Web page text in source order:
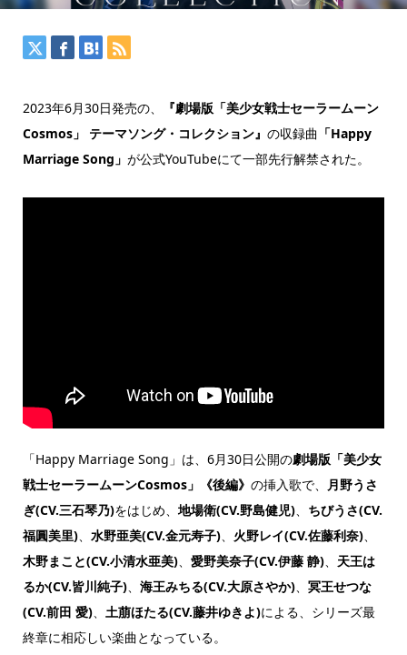
2023年6月30日発売の、
『劇場版「美少女戦士セーラームーン
Cosmos」 テーマソング・コレクション』 の収録曲 「Happy
Marriage Song」 が公式YouTubeにて一部先行解禁された。
「Happy Marriage Song」は、6月30日公開の劇場版「美少女
戦士セーラームーンCosmos」《後編》 の挿入歌で、
月野うさ
ぎ(CV.三石琴乃)をはじめ、 地場衛(CV.野島健児)、 ちびうさ(CV.
福圓美里)、 水野亜美(CV.金元寿子)、 火野レイ(CV.佐藤利奈)、
木野まこと(CV.小清水亜美)、 愛野美奈子(CV.伊藤 静)、 天王は
るか(CV.皆川純子)、 海王みちる(CV.大原さやか)、 冥王せつな
(CV.前田 愛)、 土萠ほたる(CV.藤井ゆきよ)による、シリーズ最
終章に相応しい楽曲となっている。